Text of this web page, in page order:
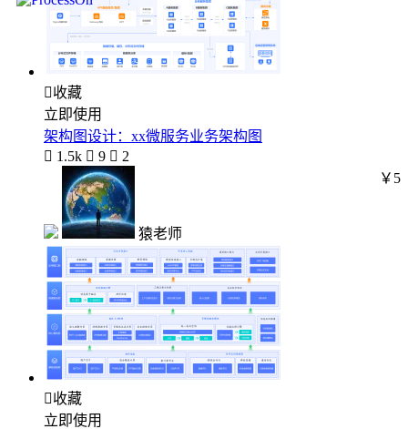
收藏
立即使用
架构图设计：xx微服务业务架构图
 1.5k  9  2
猿老师
￥5
收藏
立即使用